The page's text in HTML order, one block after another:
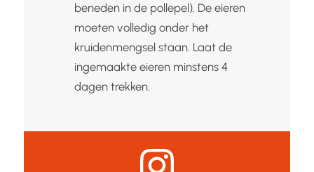
beneden in de pollepel). De eieren
moeten volledig onder het
kruidenmengsel staan. Laat de
ingemaakte eieren minstens 4
dagen trekken.